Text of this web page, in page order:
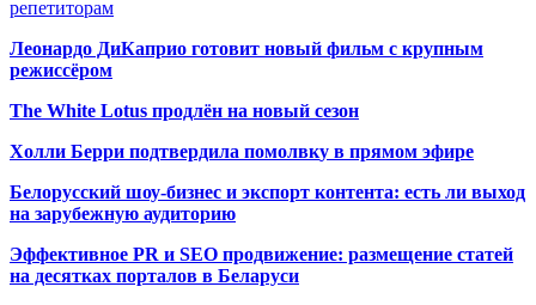
репетиторам
Леонардо ДиКаприо готовит новый фильм с крупным
режиссёром
The White Lotus продлён на новый сезон
Холли Берри подтвердила помолвку в прямом эфире
Белорусский шоу-бизнес и экспорт контента: есть ли выход
на зарубежную аудиторию
Эффективное PR и SEO продвижение: размещение статей
на десятках порталов в Беларуси